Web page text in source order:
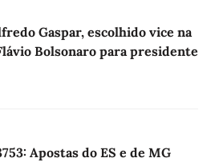
Gaspar, escolhido vice na
Bolsonaro para presidente
Apostas do ES e de MG